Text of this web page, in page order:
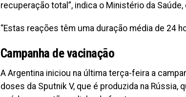
recuperação total”, indica o Ministério da
“Estas reações têm uma duração média de 24
Campanha de vacinação
A Argentina iniciou na última terça-feira a
doses da Sputnik V, que é produzida na